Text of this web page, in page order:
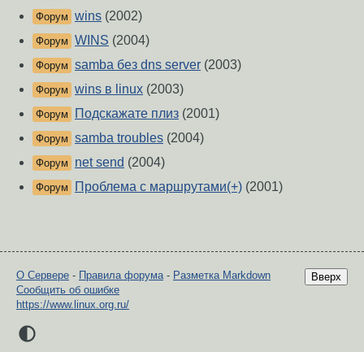
Форум wins (2002)
Форум WINS (2004)
Форум samba без dns server (2003)
Форум wins в linux (2003)
Форум Подскажате плиз (2001)
Форум samba troubles (2004)
Форум net send (2004)
Форум Проблема с маршрутами(+) (2001)
Вверх
О Сервере - Правила форума- Разметка Markdown
Сообщить об ошибке
https://www.linux.org.ru/